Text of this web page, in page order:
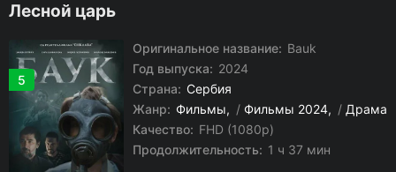
Лесной царь
5
Оригинальное название: Bauk
Год выпуска: 2024
Страна: Сербия
Жанр: Фильмы / Фильмы 2024 / Драма
Качество: FHD (1080p)
Продолжительность: 1 ч 37 мин